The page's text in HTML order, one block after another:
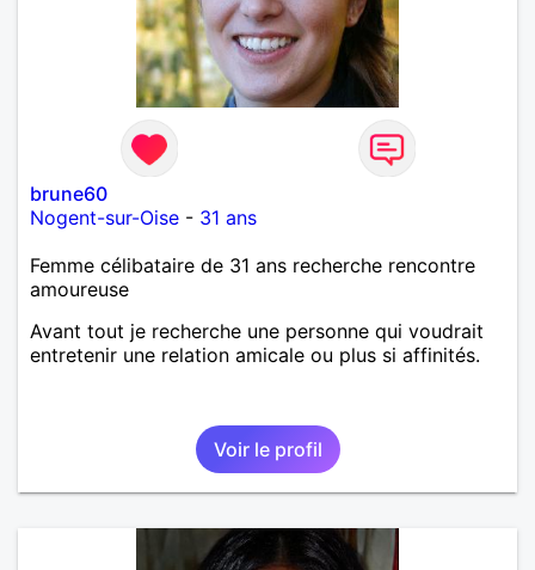
brune60
Nogent-sur-Oise - 31 ans
Femme célibataire de 31 ans recherche rencontre
amoureuse
Avant tout je recherche une personne qui voudrait
entretenir une relation amicale ou plus si affinités.
Voir le profil